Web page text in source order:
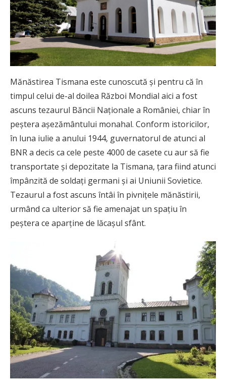
Mănăstirea Tismana este cunoscută și pentru că în
timpul celui de-al doilea Război Mondial aici a fost
ascuns tezaurul Băncii Naționale a României, chiar în
peștera așezământului monahal. Conform istoricilor,
în luna iulie a anului 1944, guvernatorul de atunci al
BNR a decis ca cele peste 4000 de casete cu aur să fie
transportate și depozitate la Tismana, țara fiind atunci
împânzită de soldați germani și ai Uniunii Sovietice.
Tezaurul a fost ascuns întâi în pivnițele mănăstirii,
urmând ca ulterior să fie amenajat un spațiu în
peștera ce aparține de lăcașul sfânt.